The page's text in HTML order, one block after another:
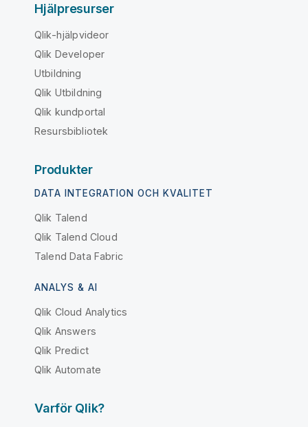
Hjälpresurser
Qlik-hjälpvideor
Qlik Developer
Utbildning
Qlik Utbildning
Qlik kundportal
Resursbibliotek
Produkter
DATA INTEGRATION OCH KVALITET
Qlik Talend
Qlik Talend Cloud
Talend Data Fabric
ANALYS & AI
Qlik Cloud Analytics
Qlik Answers
Qlik Predict
Qlik Automate
Varför Qlik?